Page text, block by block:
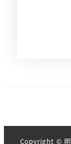
Copyright © 明